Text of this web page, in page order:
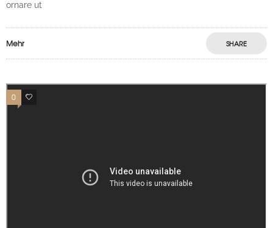
ornare ut
Mehr SHARE
0 0